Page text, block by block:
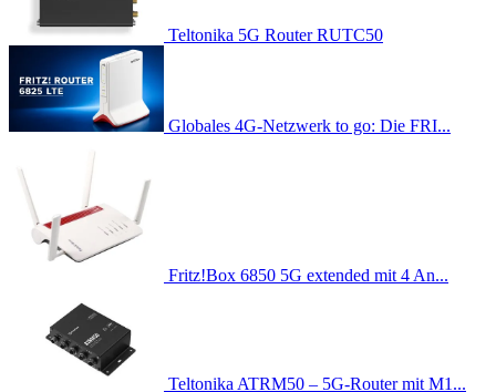
Teltonika 5G Router RUTC50
Globales 4G-Netzwerk to go: Die FRI...
Fritz!Box 6850 5G extended mit 4 An...
Teltonika ATRM50 – 5G-Router mit M1...